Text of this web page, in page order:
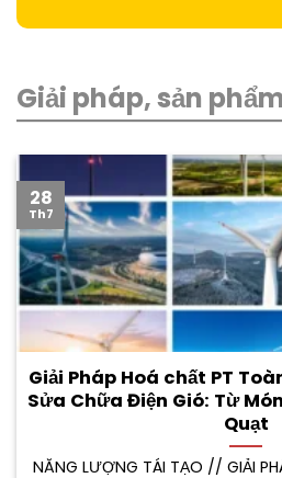
Giải pháp, sản
Giải Pháp Hoá chất PT
Sửa Chữa Điện Gió: Từ
Quạt
NĂNG LƯỢNG TÁI TẠO // GIẢI
28
Th7